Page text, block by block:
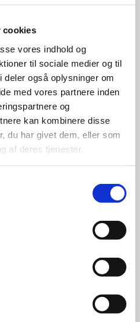
cookies
vores indhold og
til sociale medier og til
også oplysninger om
med vores partnere inden
og
kan kombinere disse
du har givet dem, eller som
af deres tjenester.
kvalitet og stor
samarbejder vi
og mest
inden for